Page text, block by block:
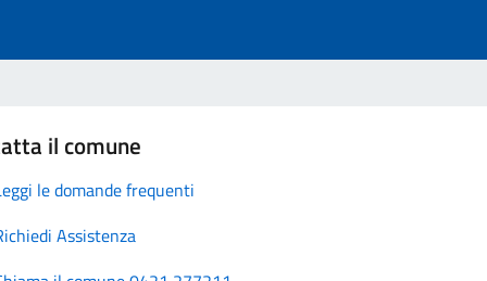
il comune
le domande frequenti
Assistenza